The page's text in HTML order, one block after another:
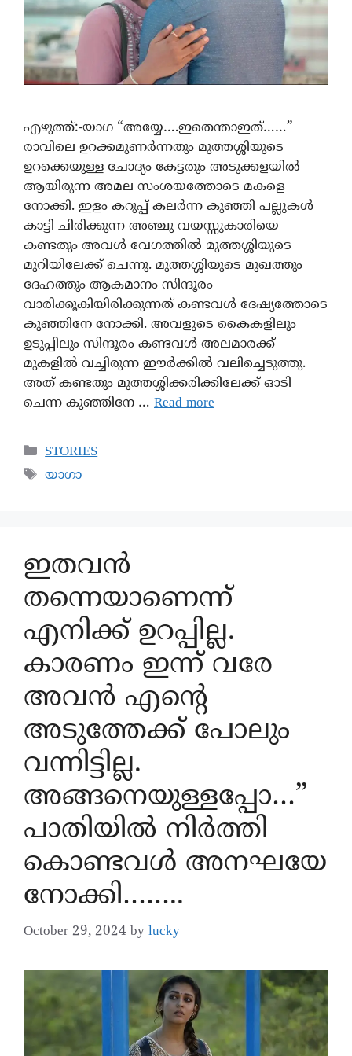
എഴുത്ത്:-യാഗ “അയ്യേ….ഇതെന്താഇത്……”
രാവിലെ ഉറക്കമുണർന്നതും മുത്തശ്ശിയുടെ
ഉറക്കെയുള്ള ചോദ്യം കേട്ടതും അടുക്കളയിൽ
ആയിരുന്ന അമല സംശയത്തോടെ മകളെ
നോക്കി. ഇളം കറുപ്പ് കലർന്ന കുഞ്ഞി പല്ലുകൾ
കാട്ടി ചിരിക്കുന്ന അഞ്ചു വയസ്സുകാരിയെ
കണ്ടതും അവൾ വേഗത്തിൽ മുത്തശ്ശിയുടെ
മുറിയിലേക്ക് ചെന്നു. മുത്തശ്ശിയുടെ മുഖത്തും
ദേഹത്തും ആകമാനം സിന്ദൂരം
വാരിക്കൂകിയിരിക്കുന്നത് കണ്ടവൾ ദേഷ്യത്തോടെ
കുഞ്ഞിനേ നോക്കി. അവളുടെ കൈകളിലും
ഉടുപ്പിലും സിന്ദൂരം കണ്ടവൾ അലമാരക്ക്
മുകളിൽ വച്ചിരുന്ന ഈർക്കിൽ വലിച്ചെടുത്തു.
അത് കണ്ടതും മുത്തശ്ശിക്കരിക്കിലേക്ക് ഓടി
ചെന്ന കുഞ്ഞിനേ … Read more
STORIES
യാഗാ
ഇതവൻ
തന്നെയാണെന്ന്
എനിക്ക് ഉറപ്പില്ല.
കാരണം ഇന്ന് വരേ
അവൻ എന്റെ
അടുത്തേക്ക് പോലും
വന്നിട്ടില്ല.
അങ്ങനെയുള്ളപ്പോ…”
പാതിയിൽ നിർത്തി
കൊണ്ടവൾ അനഘയേ
നോക്കി……..
October 29, 2024 by lucky